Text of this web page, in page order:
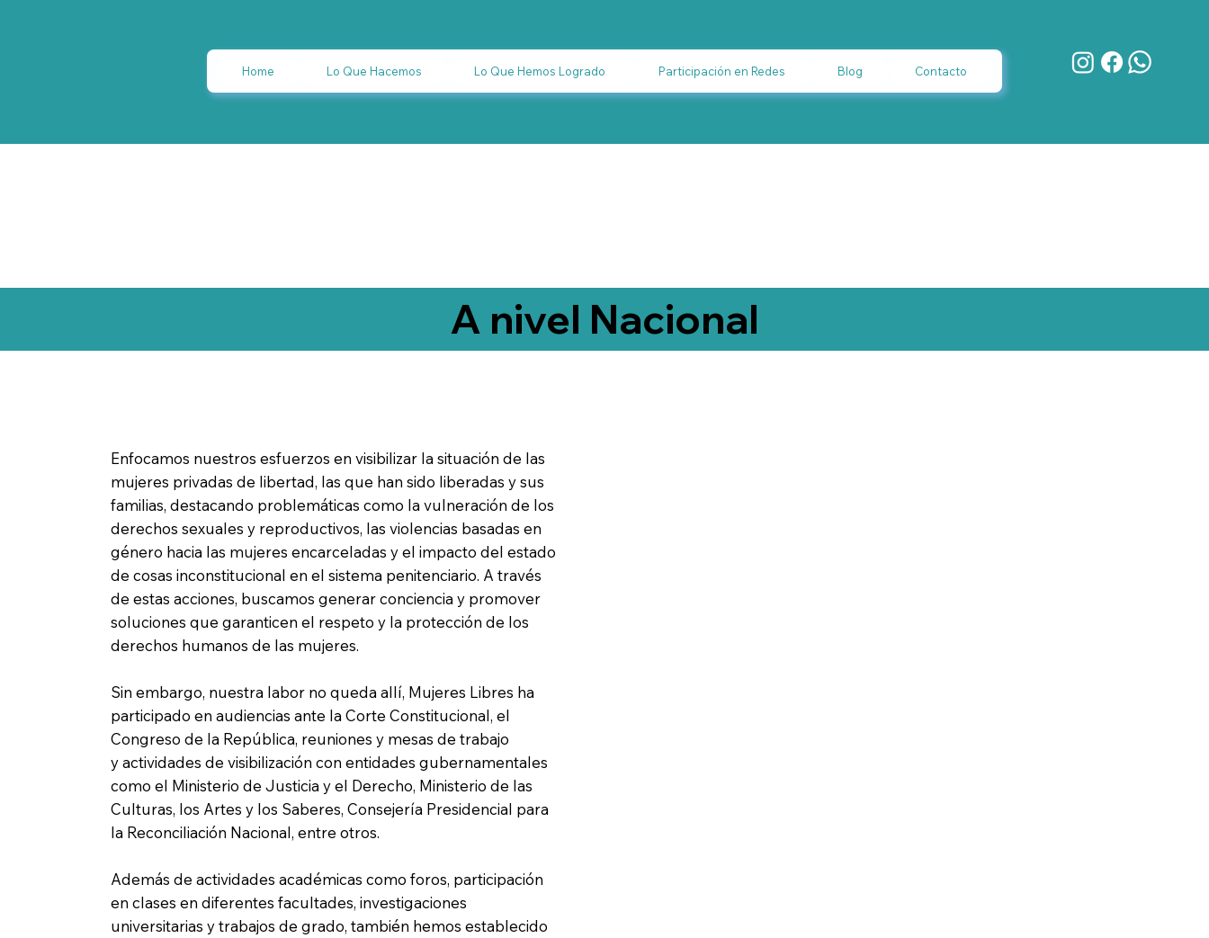
Home Lo Que Hacemos Lo Que Hemos Logrado Participación en Redes Blog Contacto
A nivel Nacional
Enfocamos nuestros esfuerzos en visibilizar la situación de las
mujeres privadas de libertad, las que han sido liberadas y sus
familias, destacando problemáticas como la vulneración de los
derechos sexuales y reproductivos, las violencias basadas en
género hacia las mujeres encarceladas y el impacto del estado
de cosas inconstitucional en el sistema penitenciario. A través
de estas acciones, buscamos generar conciencia y promover
soluciones que garanticen el respeto y la protección de los
derechos humanos de las mujeres.
Sin embargo, nuestra labor no queda allí, Mujeres Libres ha
participado en audiencias ante la Corte Constitucional, el
Congreso de la República, reuniones y mesas de trabajo
y actividades de visibilización con entidades gubernamentales
como el Ministerio de Justicia y el Derecho, Ministerio de las
Culturas, los Artes y los Saberes, Consejería Presidencial para
la Reconciliación Nacional, entre otros.
Además de actividades académicas como foros, participación
en clases en diferentes facultades, investigaciones
universitarias y trabajos de grado, también hemos establecido